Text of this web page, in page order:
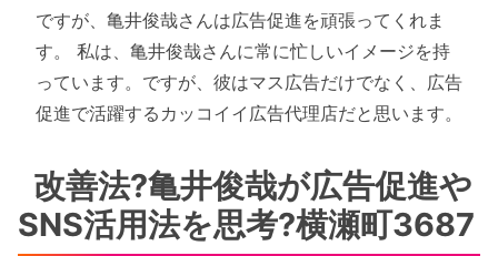
ですが、亀井俊哉さんは広告促進を頑張ってくれま
す。 私は、亀井俊哉さんに常に忙しいイメージを持
っています。ですが、彼はマス広告だけでなく、広告
促進で活躍するカッコイイ広告代理店だと思います。
改善法?亀井俊哉が広告促進や
SNS活用法を思考?横瀬町3687